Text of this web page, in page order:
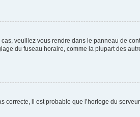
veuillez vous rendre dans le panneau de
du fuseau horaire, comme la plupart des
correcte, il est probable que l’horloge du